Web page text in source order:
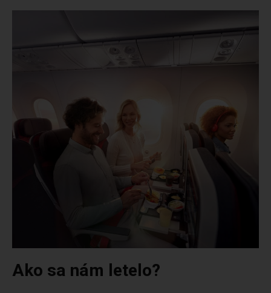
Ako sa nám letelo?